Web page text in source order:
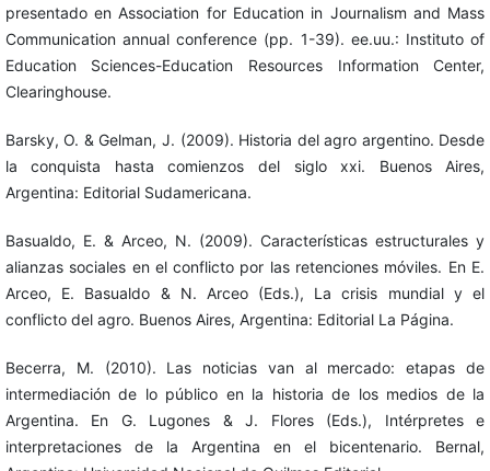
presentado en Association for Education in Journalism and Mass
Communication annual conference (pp. 1-39). ee.uu.: Instituto of
Education Sciences-Education Resources Information Center,
Clearinghouse.
Barsky, O. & Gelman, J. (2009). Historia del agro argentino. Desde
la conquista hasta comienzos del siglo xxi. Buenos Aires,
Argentina: Editorial Sudamericana.
Basualdo, E. & Arceo, N. (2009). Características estructurales y
alianzas sociales en el conflicto por las retenciones móviles. En E.
Arceo, E. Basualdo & N. Arceo (Eds.), La crisis mundial y el
conflicto del agro. Buenos Aires, Argentina: Editorial La Página.
Becerra, M. (2010). Las noticias van al mercado: etapas de
intermediación de lo público en la historia de los medios de la
Argentina. En G. Lugones & J. Flores (Eds.), Intérpretes e
interpretaciones de la Argentina en el bicentenario. Bernal,